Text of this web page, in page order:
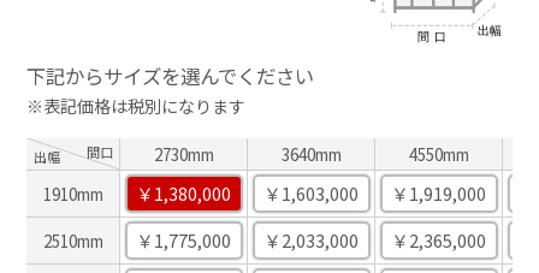
下記からサイズを選んでください
※表記価格は税別になります
出幅 間口 2730mm 3640mm 4550mm
1910mm
￥1,380,000 ￥1,603,000 ￥1,919,000
2510mm ￥1,775,000 ￥2,033,000 ￥2,365,000